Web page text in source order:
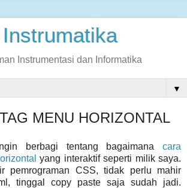
Instrumentasi dan Informatika
▼
MENU HORIZONTAL
berbagi tentang bagaimana cara
yang interaktif seperti milik saya.
pemrograman CSS, tidak perlu mahir
tinggal copy paste saja sudah jadi.